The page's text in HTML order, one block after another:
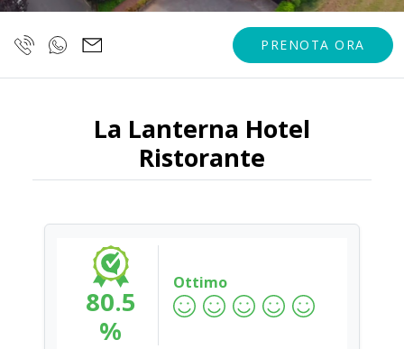
PRENOTA ORA
La Lanterna Hotel
Ristorante
80.5
%
Ottimo